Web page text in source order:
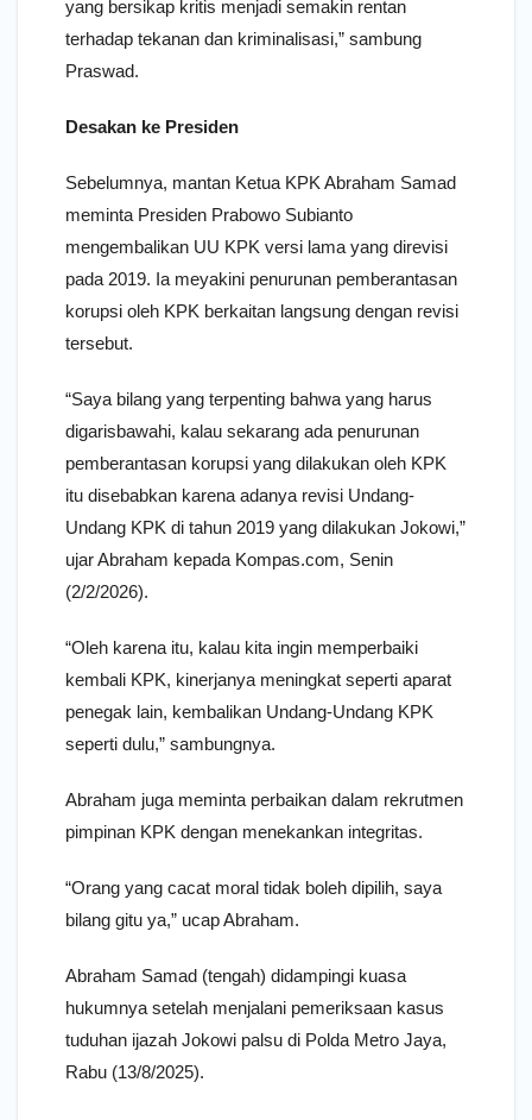
yang bersikap kritis menjadi semakin rentan
terhadap tekanan dan kriminalisasi,” sambung
Praswad.
Desakan ke Presiden
Sebelumnya, mantan Ketua KPK Abraham Samad
meminta Presiden Prabowo Subianto
mengembalikan UU KPK versi lama yang direvisi
pada 2019. Ia meyakini penurunan pemberantasan
korupsi oleh KPK berkaitan langsung dengan revisi
tersebut.
“Saya bilang yang terpenting bahwa yang harus
digarisbawahi, kalau sekarang ada penurunan
pemberantasan korupsi yang dilakukan oleh KPK
itu disebabkan karena adanya revisi Undang-
Undang KPK di tahun 2019 yang dilakukan Jokowi,”
ujar Abraham kepada Kompas.com, Senin
(2/2/2026).
“Oleh karena itu, kalau kita ingin memperbaiki
kembali KPK, kinerjanya meningkat seperti aparat
penegak lain, kembalikan Undang-Undang KPK
seperti dulu,” sambungnya.
Abraham juga meminta perbaikan dalam rekrutmen
pimpinan KPK dengan menekankan integritas.
“Orang yang cacat moral tidak boleh dipilih, saya
bilang gitu ya,” ucap Abraham.
Abraham Samad (tengah) didampingi kuasa
hukumnya setelah menjalani pemeriksaan kasus
tuduhan ijazah Jokowi palsu di Polda Metro Jaya,
Rabu (13/8/2025).